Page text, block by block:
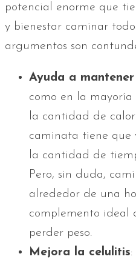
potencial enorme que
y bienestar caminar
argumentos son
Ayuda a
como en la mayoría
la cantidad de
caminata tiene que
la cantidad de
Pero, sin duda,
alrededor de una
complemento ideal
perder peso.
Mejora la celulitis